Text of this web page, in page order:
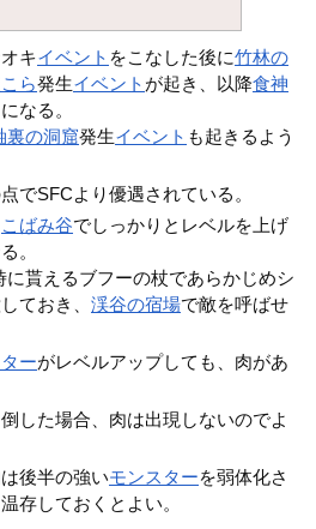
オキイベント をこなした後に竹林の
ら発生イベント が起き、以降食神
なる。
裏の洞窟発生イベント も起きるよう
でSFCより優遇されている。
こばみ谷でしっかりとレベルを上げ
。
に貰えるブフーの杖であらかじめシ
ておき、渓谷の宿場で敵を呼ばせ
ーがレベルアップしても、肉があ
した場合、肉は出現しないのでよ
後半の強いモンスターを弱体化さ
存しておくとよい。